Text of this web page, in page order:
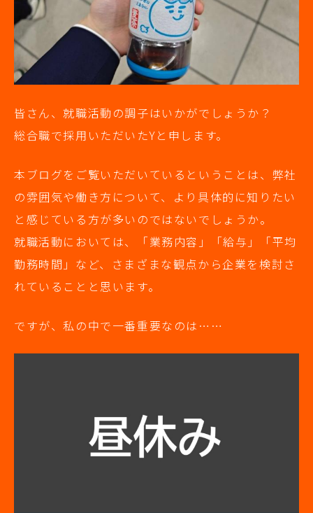
皆さん、就職活動の調子はいかがでしょうか？
総合職で採用いただいたYと申します。
本ブログをご覧いただいているということは、弊社
の雰囲気や働き方について、より具体的に知りたい
と感じている方が多いのではないでしょうか。
就職活動においては、「業務内容」「給与」「平均
勤務時間」など、さまざまな観点から企業を検討さ
れていることと思います。
ですが、私の中で一番重要なのは……